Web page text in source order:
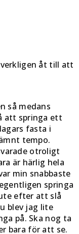
åt till att
så medans
att springa ett
fasta i
tempo.
otroligt
är härlig hela
min snabbaste
springa
efter att slå
blev jag lite
på. Ska nog ta
bara för att se.